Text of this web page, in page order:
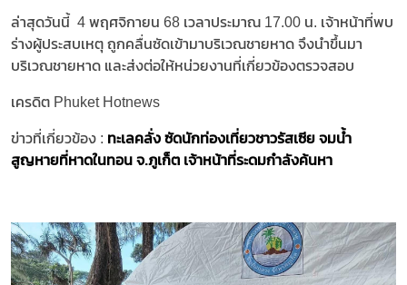
ล่าสุดวันนี้ 4 พฤศจิกายน 68 เวลาประมาณ 17.00 น. เจ้าหน้าที่พบ
ร่างผู้ประสบเหตุ ถูกคลื่นซัดเข้ามาบริเวณชายหาด จึงนำขึ้นมา
บริเวณชายหาด และส่งต่อให้หน่วยงานที่เกี่ยวข้องตรวจสอบ
เครดิต Phuket Hotnews
ข่าวที่เกี่ยวข้อง : ทะเลคลั่ง ซัดนักท่องเที่ยวชาวรัสเซีย จมน้ำ
สูญหายที่หาดในทอน จ.ภูเก็ต เจ้าหน้าที่ระดมกำลังค้นหา